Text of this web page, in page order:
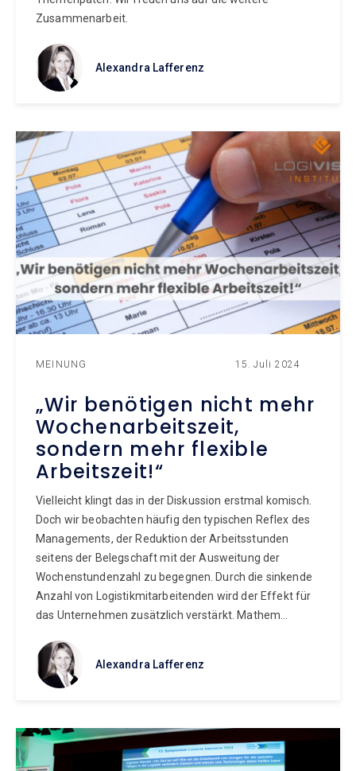
Zusammenarbeit.
Alexandra Lafferenz
MEINUNG 15. Juli 2024
„Wir benötigen nicht mehr
Wochenarbeitszeit,
sondern mehr flexible
Arbeitszeit!“
Vielleicht klingt das in der Diskussion erstmal komisch.
Doch wir beobachten häufig den typischen Reflex des
Managements, der Reduktion der Arbeitsstunden
seitens der Belegschaft mit der Ausweitung der
Wochenstundenzahl zu begegnen. Durch die sinkende
Anzahl von Logistikmitarbeitenden wird der Effekt für
das Unternehmen zusätzlich verstärkt. Mathem...
Alexandra Lafferenz